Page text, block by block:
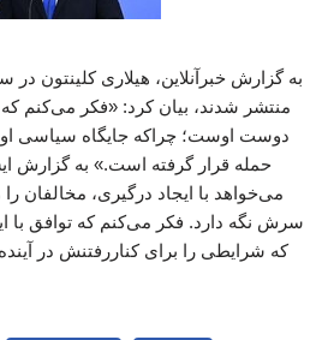
به گزارش خبرآنلاین، هیلاری کلینتون
منتشر شدند، بیان کرد: «فکر می‌کنم
دوست اوست؛ چراکه جایگاه سیاسی او
حمله قرار گرفته است.» به گزارش
می‌خواهد با ایجاد درگیری، مخالفان
سرش نگه دارد. فکر می‌کنم که توافق با
که شرایطی را برای کناررفتنش در آینده